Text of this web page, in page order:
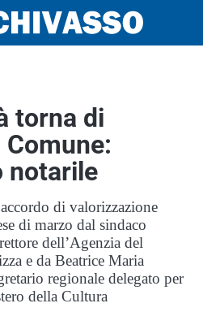
torna di
notarile
di valorizzazione
di marzo dal sindaco
dell’Agenzia del
e da Beatrice Maria
regionale delegato per
della Cultura